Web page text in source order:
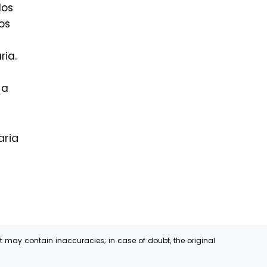
contain inaccuracies; in case of doubt, the original